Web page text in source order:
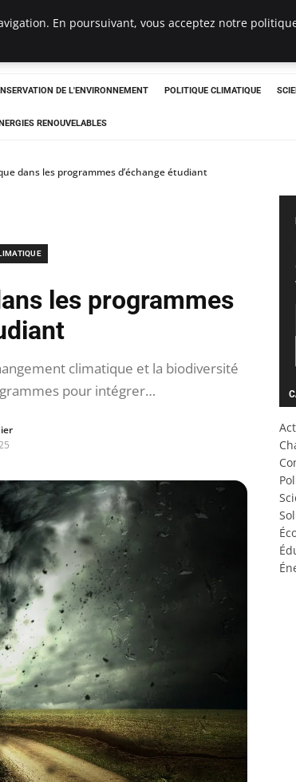
DE L'ENVIRONNEMENT POLITIQUE CLIMATIQUE
RENOUVELABLES
dans les programmes d’échange étudiant
les programmes
climatique et la biodiversité
pour intégrer…
En poursuivant, vous acceptez notre